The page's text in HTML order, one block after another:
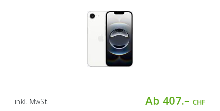
inkl. MwSt. Ab 407.– CHF